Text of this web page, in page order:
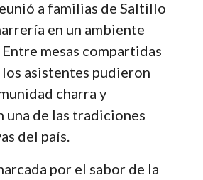
a familias de Saltillo
en un ambiente
mesas compartidas
asistentes pudieron
charra y
una de las tradiciones
del país.
por el sabor de la